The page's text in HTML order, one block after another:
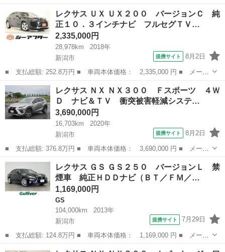
ー名： レクサス ■ 車種名： ＧＳ ■ グレード名： ＧＳ３５
０ Ｆスポーツ テインフルタップ車高調／ＳＳＲ２０ＡＷ／サンル
ーフ ／革...
GS
レクサス ＵＸ ＵＸ２００ バージョンＣ 純
正１０．３インチナビ フルセグＴＶ…
2,335,000円
28,978km
2018年
新潟市
提携サイト 8月2日
■ 支払総額: 252.8万円 ■ 車両本体価格： 2,335,000 円 ■ メーカ
ー名： レクサス ■ 車種名： ＵＸ ■ グレード名： ＵＸ２０
０ バージョンＣ 純正１０．３インチナビ フルセグＴＶ バック
カメラ ア...
新潟 新潟市 レクサス
レクサス ＮＸ ＮＸ３００ Ｆスポーツ ４Ｗ
Ｄ ナビ＆ＴＶ 衝突被害軽減システ…
3,690,000円
16,703km
2020年
新潟市
提携サイト 8月2日
■ 支払総額: 376.8万円 ■ 車両本体価格： 3,690,000 円 ■ メーカ
ー名： レクサス ■ 車種名： ＮＸ ■ グレード名： ＮＸ３０
０ Ｆスポーツ ４ＷＤ ナビ＆ＴＶ 衝突被害軽減システム ＥＴ
Ｃ バック...
新潟 新潟市 レクサス
レクサス ＧＳ ＧＳ２５０ バージョンＬ 禁
煙車 純正ＨＤＤナビ（ＢＴ／ＦＭ／…
1,169,000円
GS
104,000km
2013年
新潟市
提携サイト 7月29日
■ 支払総額: 124.8万円 ■ 車両本体価格： 1,169,000 円 ■ メーカ
ー名： レクサス ■ 車種名： ＧＳ ■ グレード名： ＧＳ２５
新潟 新潟市 GS